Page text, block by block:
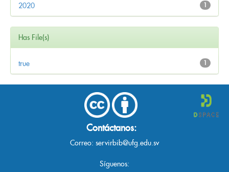
1
2020
Has File(s)
1
true
Contáctanos:
Correo: servirbib@ufg.edu.sv
Síguenos: